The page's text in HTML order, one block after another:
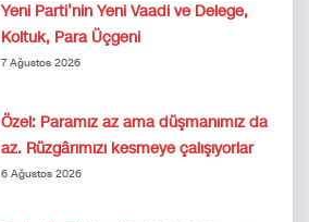
Yeni Parti’nin Yeni Vaadi ve Delege,
Koltuk, Para Üçgeni
7 Ağustos 2026
Özel: Paramız az ama düşmanımız da
az. Rüzgârımızı kesmeye çalışıyorlar
6 Ağustos 2026